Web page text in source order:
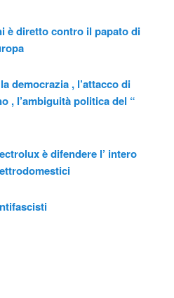
è diretto contro il papato di
democrazia , l’attacco di
, l’ambiguità politica del “
è difendere l’ intero